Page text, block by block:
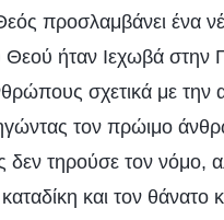
προσλαμβάνει ένα
ήταν Ιεχωβά στην
σχετικά με την
τον πρώιμο
τηρούσε τον νόμο,
καταδίκη και τον